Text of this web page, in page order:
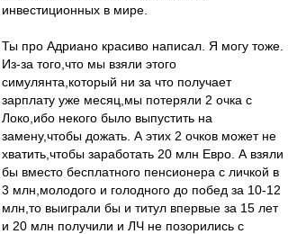
инвестиционных в мире.
Ты про Адриано красиво написал. Я могу тоже.
Из-за того,что мы взяли этого
симулянта,который ни за что получает
зарплату уже месяц,мы потеряли 2 очка с
Локо,ибо некого было выпустить на
замену,чтобы дожать. А этих 2 очков может не
хватить,чтобы заработать 20 млн Евро. А взяли
бы вместо бесплатного пенсионера с личкой в
3 млн,молодого и голодного до побед за 10-12
млн,то выиграли бы и титул впервые за 15 лет
и 20 млн получили и ЛЧ не позорились с